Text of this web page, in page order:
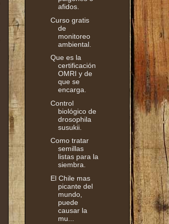
afidos.
Curso gratis
de
monitoreo
ambiental.
Que es la
certificación
OMRI y de
que se
encarga.
Control
biológico de
drosophila
susukii.
Como tratar
semillas
listas para la
siembra.
El Chile mas
picante del
mundo,
puede
causar la
mu...